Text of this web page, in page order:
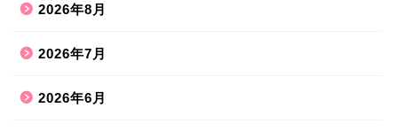
2026年8月
2026年7月
2026年6月